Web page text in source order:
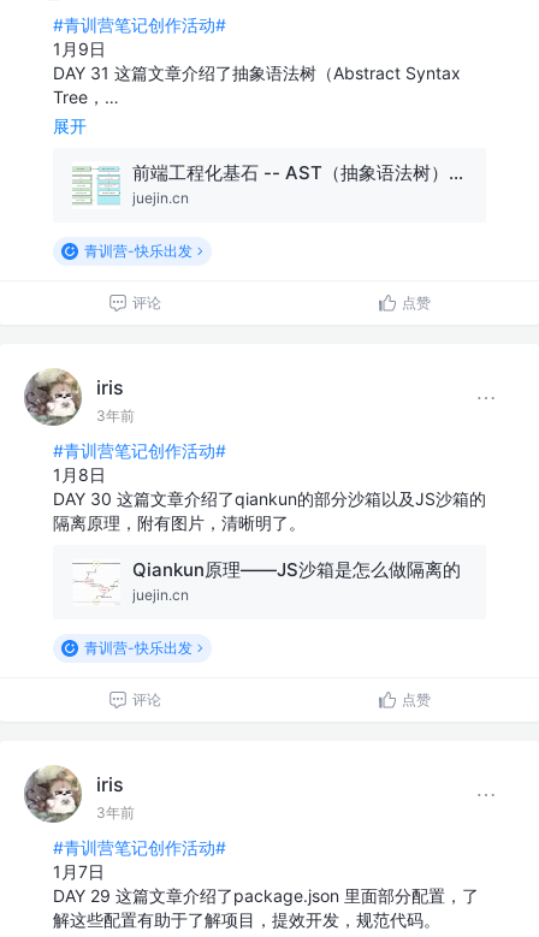
#青训营笔记创作活动#
1月9日
DAY 31 这篇文章介绍了抽象语法树（Abstract Syntax
Tree，…
展开
前端工程化基石 -- AST（抽象语法树）以及AST的广泛应用🔥
juejin.cn
青训营-快乐出发
评论 点赞
iris
3年前
#青训营笔记创作活动#
1月8日
DAY 30 这篇文章介绍了qiankun的部分沙箱以及JS沙箱的
隔离原理，附有图片，清晰明了。
Qiankun原理——JS沙箱是怎么做隔离的
juejin.cn
青训营-快乐出发
评论 点赞
iris
3年前
#青训营笔记创作活动#
1月7日
DAY 29 这篇文章介绍了package.json 里面部分配置，了
解这些配置有助于了解项目，提效开发，规范代码。